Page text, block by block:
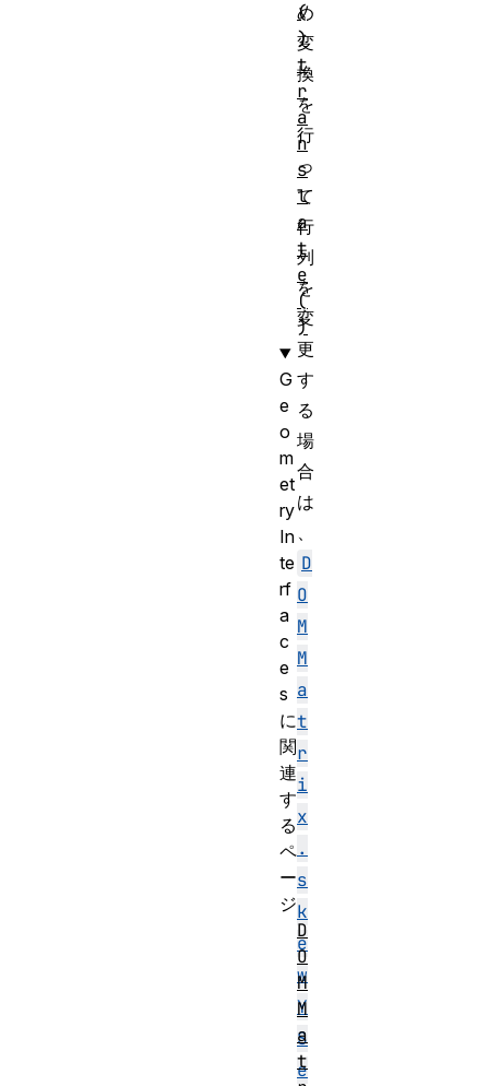
め
変
換
を
行
っ
て
行
列
を
変
更
す
る
場
合
は
、
D
O
M
M
a
t
r
i
x
.
s
k
e
w
Y
S
e
(
)
t
r
a
n
s
l
a
t
e
(
)
G
e
o
m
et
ry
In
te
rf
a
c
e
s
に
関
連
す
る
ペ
ー
ジ
D
O
M
M
a
t